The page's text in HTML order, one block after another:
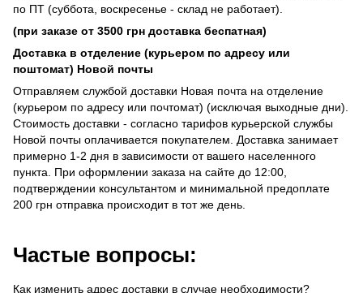
по ПТ (суббота, воскресенье - склад не работает).
(при заказе от 3500 грн доставка беспатная)
Доставка в отделение (курьером по адресу или
поштомат) Новой почты
Отправляем службой доставки Новая почта на отделение
(курьером по адресу или почтомат) (исключая выходные дни).
Стоимость доставки - согласно тарифов курьерской службы
Новой почты оплачивается покупателем. Доставка занимает
примерно 1-2 дня в зависимости от вашего населенного
пункта. При оформлении заказа на сайте до 12:00,
подтверждении консультантом и минимальной предоплате
200 грн отправка происходит в тот же день.
Частые вопросы:
Как изменить адрес доставки в случае необходимости?